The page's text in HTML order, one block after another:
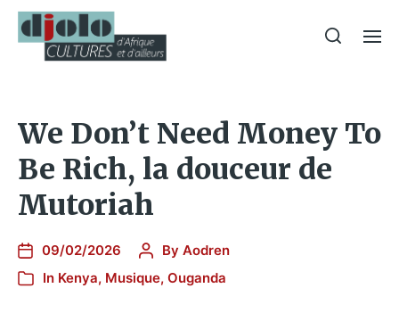
We Don’t Need Money To
Be Rich, la douceur de
Mutoriah
09/02/2026 By Aodren
In Kenya, Musique, Ouganda